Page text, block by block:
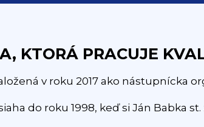
KTORÁ PRACUJE
v roku 2017 ako nástupnícka
do roku 1998, keď si Ján Babka